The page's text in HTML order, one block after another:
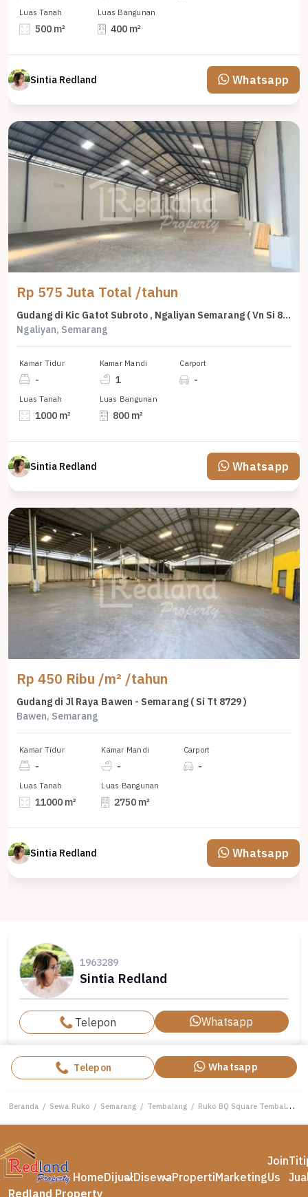
Luas Tanah
500 m²
Luas Bangunan
400 m²
Sintia Redland Whatsapp
Rp 575 Juta Total /tahun
Gudang di Kic Gatot Subroto , Ngaliyan Semarang ( Vn Si 8741)
Ngaliyan, Semarang
Kamar Tidur
-
Kamar Mandi
1
Carport
-
Luas Tanah
1000 m²
Luas Bangunan
800 m²
Sintia Redland Whatsapp
Rp 450 Ribu /m² /tahun
Gudang di Jl Raya Bawen - Semarang ( Si Tt 8729 )
Bawen, Semarang
Kamar Tidur
-
Kamar Mandi
-
Carport
-
Luas Tanah
11000 m²
Luas Bangunan
2750 m²
Sintia Redland Whatsapp
1963289
Sintia Redland
Telepon Whatsapp
Telepon Whatsapp
Beranda / Sewa Ruko / Semarang / Tembalang / Ruko BQ Square Tembalang , Semarang ( Si 8321S )
HomeDijualDisewaPropertiMarketing
Join
Us
Redland Property